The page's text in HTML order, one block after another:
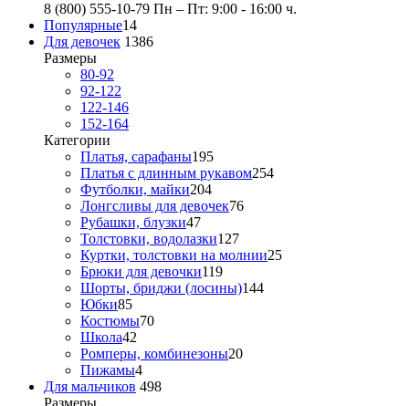
8 (800) 555-10-79 Пн – Пт: 9:00 - 16:00 ч.
Популярные14
Для девочек 1386
Размеры
80-92
92-122
122-146
152-164
Категории
Платья, сарафаны195
Платья с длинным рукавом254
Футболки, майки204
Лонгсливы для девочек76
Рубашки, блузки47
Толстовки, водолазки127
Куртки, толстовки на молнии25
Брюки для девочки119
Шорты, бриджи (лосины)144
Юбки85
Костюмы70
Школа42
Ромперы, комбинезоны20
Пижамы4
Для мальчиков 498
Размеры